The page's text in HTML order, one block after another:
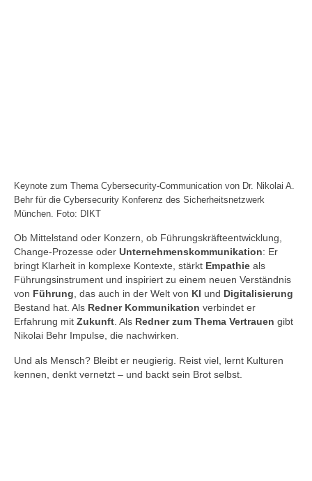
Keynote zum Thema Cybersecurity-Communication von Dr. Nikolai A.
Behr für die Cybersecurity Konferenz des Sicherheitsnetzwerk
München. Foto: DIKT
Ob Mittelstand oder Konzern, ob Führungskräfteentwicklung,
Change-Prozesse oder Unternehmenskommunikation: Er
bringt Klarheit in komplexe Kontexte, stärkt Empathie als
Führungsinstrument und inspiriert zu einem neuen Verständnis
von Führung, das auch in der Welt von KI und Digitalisierung
Bestand hat. Als Redner Kommunikation verbindet er
Erfahrung mit Zukunft. Als Redner zum Thema Vertrauen gibt
Nikolai Behr Impulse, die nachwirken.
Und als Mensch? Bleibt er neugierig. Reist viel, lernt Kulturen
kennen, denkt vernetzt – und backt sein Brot selbst.